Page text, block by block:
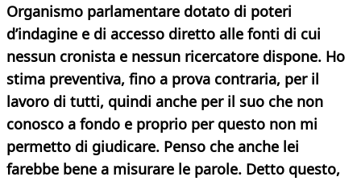
Organismo parlamentare dotato di poteri
d’indagine e di accesso diretto alle fonti di cui
nessun cronista e nessun ricercatore dispone. Ho
stima preventiva, fino a prova contraria, per il
lavoro di tutti, quindi anche per il suo che non
conosco a fondo e proprio per questo non mi
permetto di giudicare. Penso che anche lei
farebbe bene a misurare le parole. Detto questo,